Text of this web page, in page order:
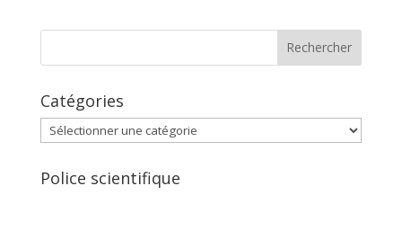
Catégories
Catégories
Police scientifique